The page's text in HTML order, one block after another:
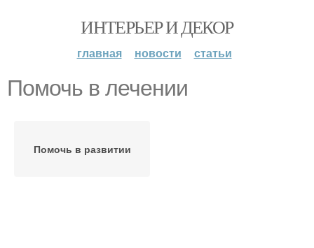
ИНТЕРЬЕР И ДЕКОР
главная новости статьи
Помочь в лечении
Помочь в развитии